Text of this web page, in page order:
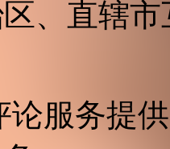
、直辖
论服务提